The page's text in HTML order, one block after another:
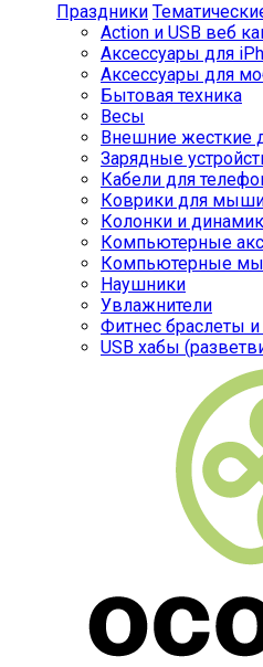
Праздники
Action и USB веб
Аксессуары для
Аксессуары для
Бытовая техника
Весы
Внешние жесткие
Зарядные
Кабели для
Коврики для
Колонки и
Компьютерные
Компьютерные
Наушники
Увлажнители
Фитнес браслеты
USB хабы